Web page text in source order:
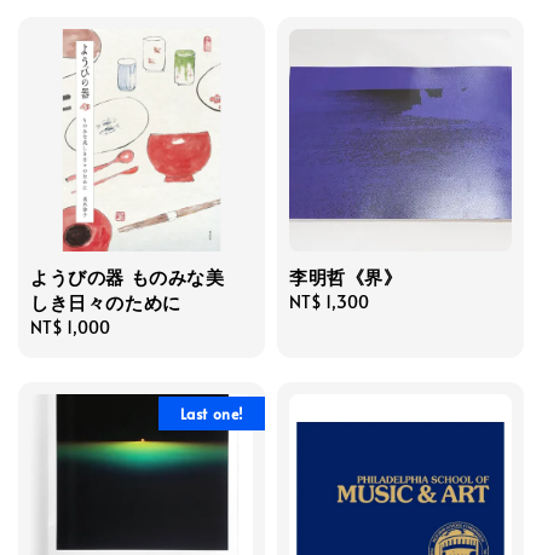
ようびの器 ものみな美
しき日々のために
Regular
NT$ 1,000
李明哲《界》
Regular
NT$ 1,300
Last one!